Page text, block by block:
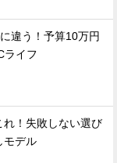
違う！予算10万円
ライフ
れ！失敗しない選び
モデル